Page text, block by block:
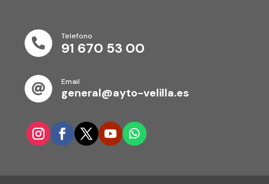

Telefono
91 670 53 00

Email
general@ayto-velilla.es